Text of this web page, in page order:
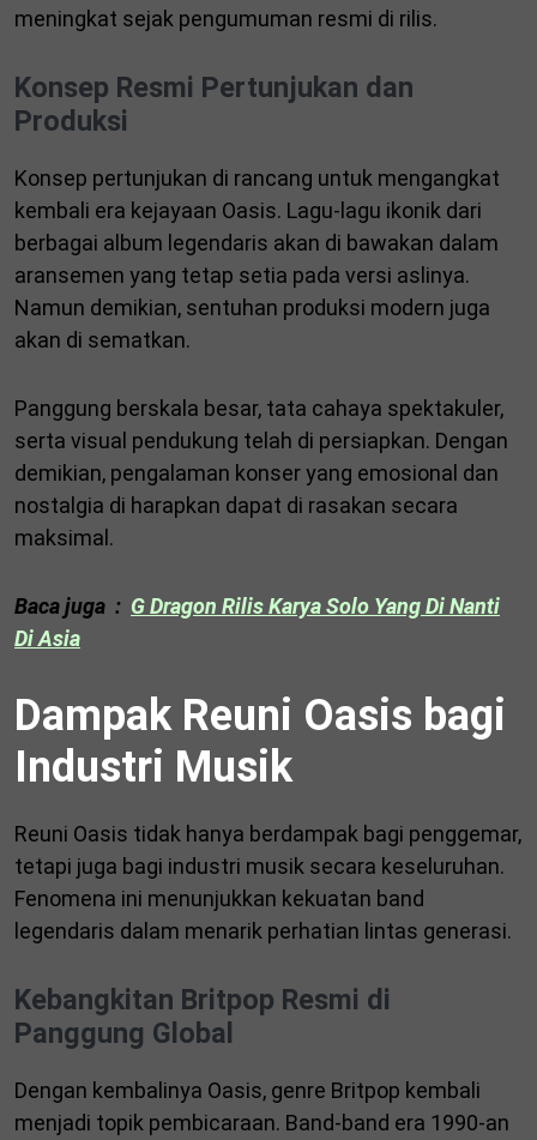
meningkat sejak pengumuman resmi di rilis.
Konsep Resmi Pertunjukan dan
Produksi
Konsep pertunjukan di rancang untuk mengangkat
kembali era kejayaan Oasis. Lagu-lagu ikonik dari
berbagai album legendaris akan di bawakan dalam
aransemen yang tetap setia pada versi aslinya.
Namun demikian, sentuhan produksi modern juga
akan di sematkan.
Panggung berskala besar, tata cahaya spektakuler,
serta visual pendukung telah di persiapkan. Dengan
demikian, pengalaman konser yang emosional dan
nostalgia di harapkan dapat di rasakan secara
maksimal.
Baca juga : G Dragon Rilis Karya Solo Yang Di Nanti
Di Asia
Dampak Reuni Oasis bagi
Industri Musik
Reuni Oasis tidak hanya berdampak bagi penggemar,
tetapi juga bagi industri musik secara keseluruhan.
Fenomena ini menunjukkan kekuatan band
legendaris dalam menarik perhatian lintas generasi.
Kebangkitan Britpop Resmi di
Panggung Global
Dengan kembalinya Oasis, genre Britpop kembali
menjadi topik pembicaraan. Band-band era 1990-an